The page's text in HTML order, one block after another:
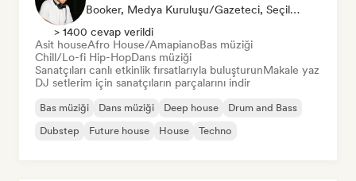
Booker, Medya Kuruluşu/Gazeteci, Seçilmiş DJ
> 1400 cevap verildi
Asit houseAfro House/AmapianoBas müziği
Chill/Lo-fi Hip-HopDans müziği
Sanatçıları canlı etkinlik fırsatlarıyla buluşturunMakale yaz
DJ setlerim için sanatçıların parçalarını indir
Bas müziği Dans müziği Deep house
Drum and Bass
Dubstep
Future house House Techno